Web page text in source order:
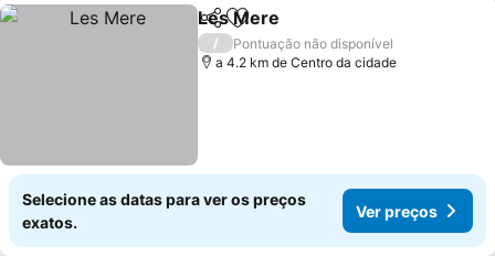
PartilharAdicionar aos favoritos
Les Mere
/
Pontuação não disponível
a 4.2 km de Centro da cidade
Selecione as datas para ver os preços
exatos.
Ver preços